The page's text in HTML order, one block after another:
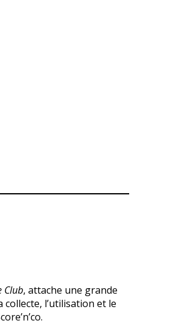
Club, attache une grande
l’utilisation et le